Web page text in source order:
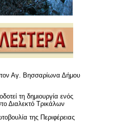
Αγ. Βησσαρίωνα Δήμου
τη δημιουργία ενός
Διαλεκτό Τρικάλων
της Περιφέρειας